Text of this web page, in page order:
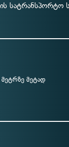
სატრანსპორტო
მეტად